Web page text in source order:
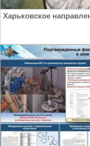
Харьковское